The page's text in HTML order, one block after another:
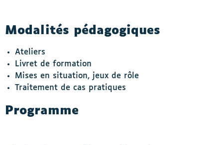
Modalités pédagogiques
Ateliers
Livret de formation
Mises en situation, jeux de rôle
Traitement de cas pratiques
Programme